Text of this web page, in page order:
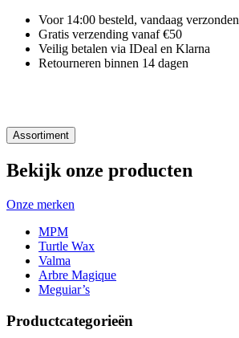
Voor 14:00 besteld, vandaag verzonden
Gratis verzending vanaf €50
Veilig betalen via IDeal en Klarna
Retourneren binnen 14 dagen
Assortiment
Bekijk onze producten
Onze merken
MPM
Turtle Wax
Valma
Arbre Magique
Meguiar’s
Productcategorieën